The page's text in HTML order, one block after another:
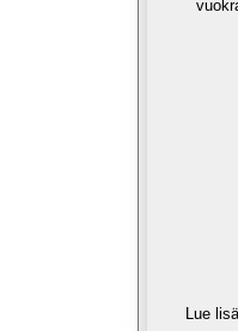
Lue